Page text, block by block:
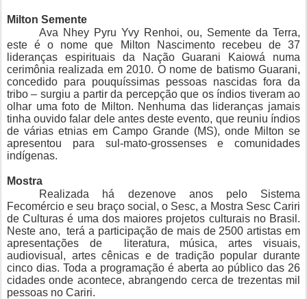
Milton Semente
Ava Nhey Pyru Yvy Renhoi, ou, Semente da Terra,
este é o nome que Milton Nascimento recebeu de 37
lideranças espirituais da Nação Guarani Kaiowá numa
cerimônia realizada em 2010. O nome de batismo Guarani,
concedido para pouquíssimas pessoas nascidas fora da
tribo – surgiu a partir da percepção que os índios tiveram ao
olhar uma foto de Milton. Nenhuma das lideranças jamais
tinha ouvido falar dele antes deste evento, que reuniu índios
de várias etnias em Campo Grande (MS), onde Milton se
apresentou para sul-mato-grossenses e comunidades
indígenas.
Mostra
Realizada há dezenove anos pelo Sistema
Fecomércio e seu braço social, o Sesc, a Mostra Sesc Cariri
de Culturas é uma dos maiores projetos culturais no Brasil.
Neste ano, terá a participação de mais de 2500 artistas em
apresentações de literatura, música, artes visuais,
audiovisual, artes cênicas e de tradição popular durante
cinco dias. Toda a programação é aberta ao público das 26
cidades onde acontece, abrangendo cerca de trezentas mil
pessoas no Cariri.